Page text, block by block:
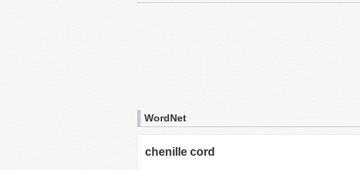
WordNet
chenille cord